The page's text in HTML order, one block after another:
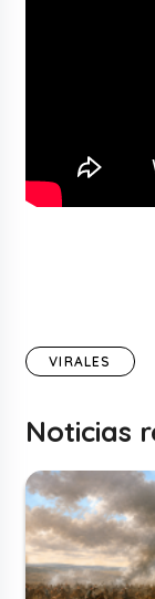
VIRALES
Noticias